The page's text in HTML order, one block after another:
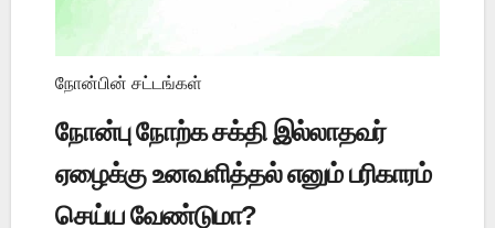
நோன்பின் சட்டங்கள்
நோன்பு நோற்க சக்தி இல்லாதவர்
ஏழைக்கு உனவளித்தல் எனும் பரிகாரம்
செய்ய வேண்டுமா?